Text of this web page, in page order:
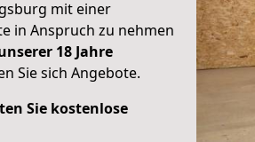
mit einer
in Anspruch zu nehmen
18 Jahre
Sie sich Angebote.
Sie kostenlose